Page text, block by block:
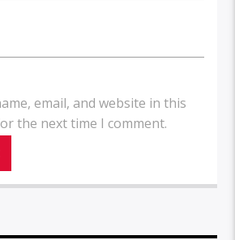
email, and website in this
the next time I comment.